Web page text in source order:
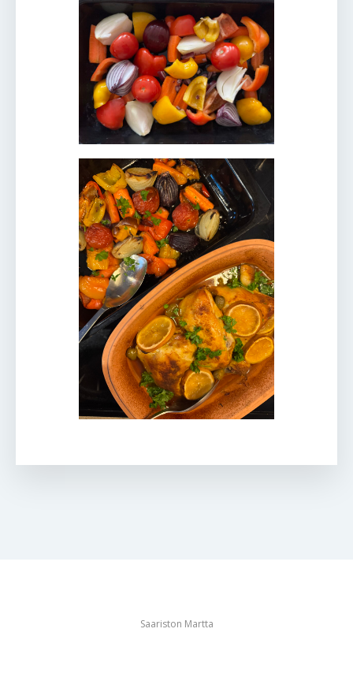
Saariston Martta